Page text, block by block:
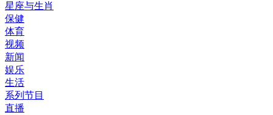
星座与生肖
保健
体育
视频
新闻
娱乐
生活
系列节目
直播